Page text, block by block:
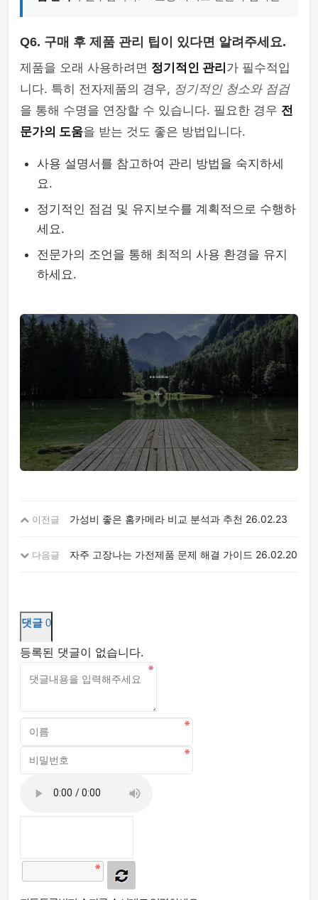
Q6. 구매 후 제품 관리 팁이 있다면 알려주세요.
제품을 오래 사용하려면 정기적인 관리 가 필수적입
니다. 특히 전자제품의 경우, 정기적인 청소와 점검
을 통해 수명을 연장할 수 있습니다. 필요한 경우 전
문가의 도움을 받는 것도 좋은 방법입니다.
사용 설명서를 참고하여 관리 방법을 숙지하세
요.
정기적인 점검 및 유지보수를 계획적으로 수행하
세요.
전문가의 조언을 통해 최적의 사용 환경을 유지
하세요.
이전글 가성비 좋은 홈카메라 비교 분석과 추천 26.02.23
다음글 자주 고장나는 가전제품 문제 해결 가이드 26.02.20
댓글 0
등록된 댓글이 없습니다.